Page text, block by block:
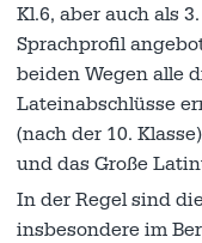
Kl.6, aber auch als
Sprachprofil
beiden Wegen alle
Lateinabschlüsse
(nach der 10.
und das Große
In der Regel sind
insbesondere im